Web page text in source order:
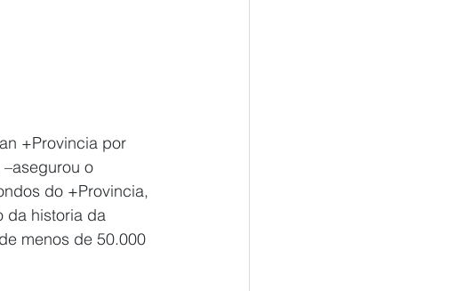
+Provincia por
o
do +Provincia,
da historia da
menos de 50.000